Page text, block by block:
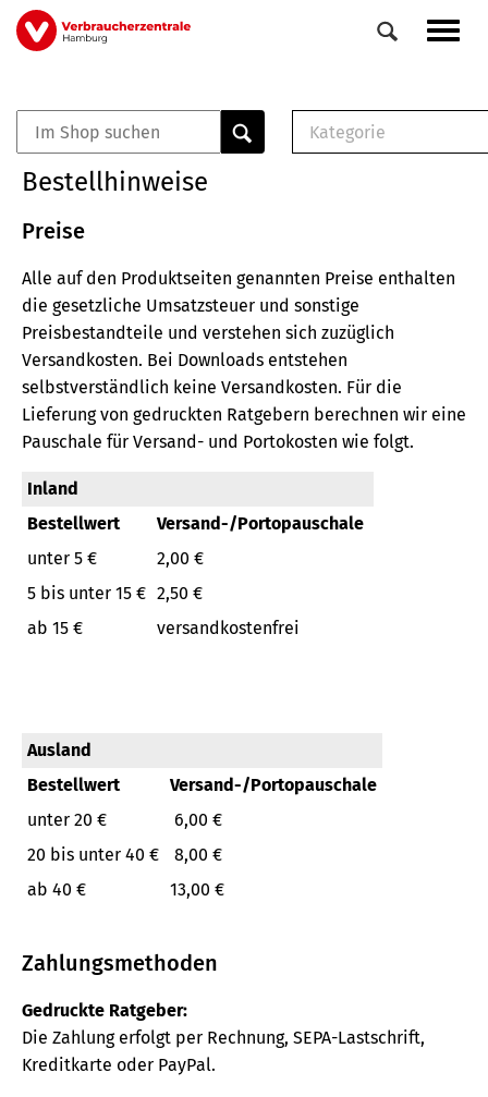
Direkt
zum
Veranstaltungen
0
Elemente
Kategorie
Broschüre
Buch
Bestellhinweise
Preise
Alle auf den Produktseiten genannten Preise enthalten
die gesetzliche Umsatzsteuer und sonstige
Preisbestandteile und verstehen sich zuzüglich
Versandkosten. Bei Downloads entstehen
selbstverständlich keine Versandkosten. Für die
Lieferung von gedruckten Ratgebern berechnen wir eine
Pauschale für Versand- und Portokosten wie folgt.
Inland
Bestellwert
Versand-/Portopauschale
unter 5 €
2,00 €
5 bis unter 15 € 2,50 €
ab 15 €
versandkostenfrei
Ausland
Bestellwert
Versand-/Portopauschale
unter 20 €
6,00 €
20 bis unter 40 €
8,00 €
ab 40 €
13,00 €
Zahlungsmethoden
Gedruckte Ratgeber:
Die Zahlung erfolgt per Rechnung, SEPA-Lastschrift,
Kreditkarte oder PayPal.